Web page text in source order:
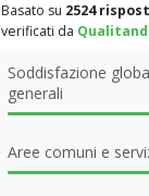
Basato su 2524
verificati da
Soddisfazione
generali
Aree comuni e